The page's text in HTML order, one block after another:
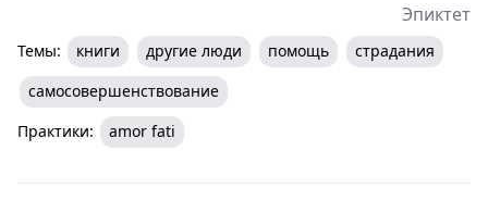
Эпиктет
Темы: книги другие люди помощь
страдания
самосовершенствование
Практики:
amor fati